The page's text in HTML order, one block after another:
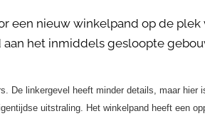
een nieuw winkelpand op de
het inmiddels gesloopte
De linkergevel heeft minder details, maar hier
uitstraling. Het winkelpand heeft een